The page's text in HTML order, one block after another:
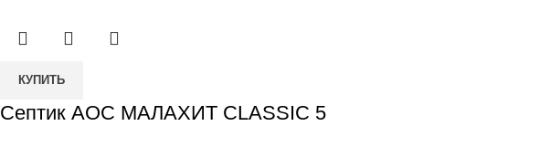
ПР
Количество
Септик
КУПИТЬ
Септик АОС МАЛАХИТ CLASSIC 5